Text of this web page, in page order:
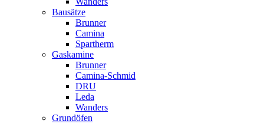
Bausätze
Brunner
Camina
Spartherm
Gaskamine
Brunner
Camina-Schmid
DRU
Leda
Wanders
Grundöfen